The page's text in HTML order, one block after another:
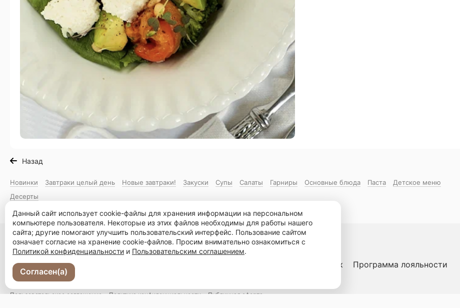
Назад
Новинки Завтраки целый день Новые завтраки! Закуски Супы Салаты Гарниры Основные блюда Паста
Детское меню
Десерты
Владивосток, ул. Суханова, 6а
Меню Новости Ваш праздник Программа лояльности
© 2026, Молоко и Мед
Пользовательское соглашение Политика конфиденциальности Публичная оферта
Данный сайт использует cookie-файлы для хранения информации на персональном
компьютере пользователя. Некоторые из этих файлов необходимы для работы нашего
сайта; другие помогают улучшить пользовательский интерфейс. Пользование сайтом
означает согласие на хранение cookie-файлов. Просим внимательно ознакомиться с
Политикой конфиденциальности и Пользовательским соглашением.
Согласен(а)